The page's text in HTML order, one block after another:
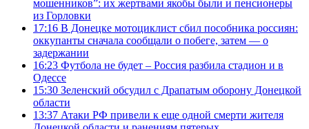
мошенников”: их жертвами якобы были и пенсионеры
из Горловки
17:16 В Донецке мотоциклист сбил пособника россиян:
оккупанты сначала сообщали о побеге, затем — о
задержании
16:23 Футбола не будет – Россия разбила стадион и в
Одессе
15:30 Зеленский обсудил с Драпатым оборону Донецкой
области
13:37 Атаки РФ привели к еще одной смерти жителя